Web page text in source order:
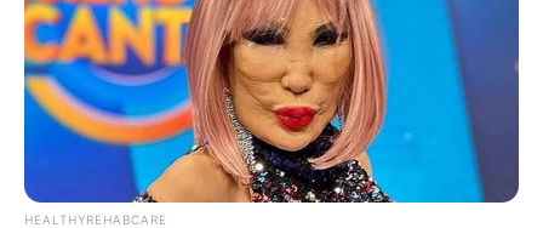
HEALTHYREHABCARE